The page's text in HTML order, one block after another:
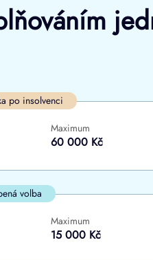
po insolvenci
Maximum
60 000 Kč
volba
Maximum
15 000 Kč